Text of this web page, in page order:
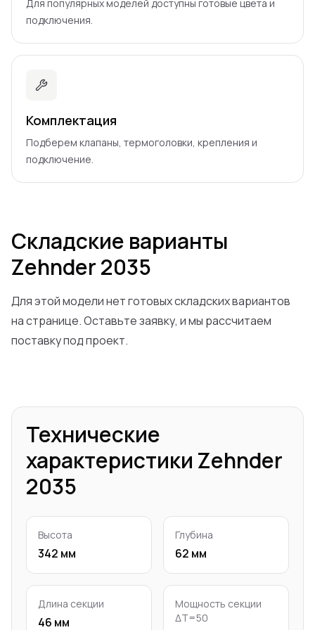
Для популярных моделей доступны готовые цвета и
подключения.
Комплектация
Подберем клапаны, термоголовки, крепления и
подключение.
Складские варианты
Zehnder2035
Для этой модели нет готовых складских вариантов
на странице. Оставьте заявку, и мы рассчитаем
поставку под проект.
Технические
характеристики Zehnder
2035
Высота
342 мм
Глубина
62 мм
Длина секции
46 мм
Мощность секции
ΔT=50